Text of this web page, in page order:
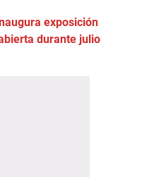
exposición
durante julio